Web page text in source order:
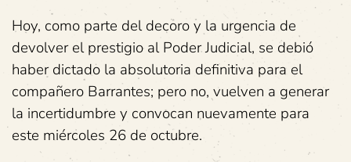
Hoy, como parte del decoro y la urgencia de
devolver el prestigio al Poder Judicial, se debió
haber dictado la absolutoria definitiva para el
compañero Barrantes; pero no, vuelven a generar
la incertidumbre y convocan nuevamente para
este miércoles 26 de octubre.